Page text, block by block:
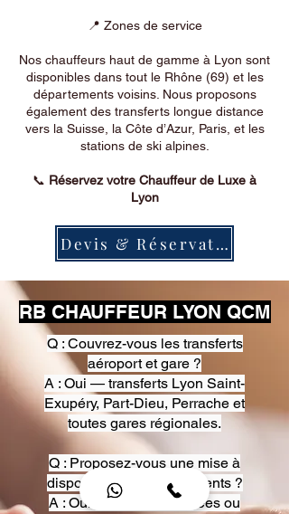
📍 Zones de service
Nos chauffeurs haut de gamme à Lyon sont
disponibles dans tout le Rhône (69) et les
départements voisins. Nous proposons
également des transferts longue distance
vers la Suisse, la Côte d’Azur, Paris, et les
stations de ski alpines.
📞 Réservez votre Chauffeur de Luxe à
Lyon
Devis & Réservation
RB CHAUFFEUR LYON QCM
Q : Couvrez-vous les transferts
aéroport et gare ?
A : Oui — transferts Lyon Saint-
Exupéry, Part-Dieu, Perrache et
toutes gares régionales.
Q : Proposez-vous une mise à
disposition pour événements ?
A : Oui — heures, journées ou